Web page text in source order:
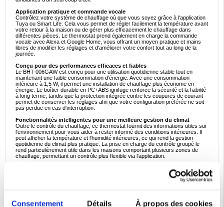
Consentement Détails À propos des cookies
Application pratique et commande vocale
Contrôlez votre système de chauffage où que vous soyez grâce à l'application
Tuya ou Smart Life. Cela vous permet de régler facilement la température avant
votre retour à la maison ou de gérer plus efficacement le chauffage dans
différentes pièces. Le thermostat prend également en charge la commande
vocale avec Alexa et Google Home, vous offrant un moyen pratique et mains
libres de modifier les réglages et d'améliorer votre confort tout au long de la
journée.
Conçu pour des performances efficaces et fiables
Le BHT-006GAW est conçu pour une utilisation quotidienne stable tout en
maintenant une faible consommation d'énergie. Avec une consommation
inférieure à 1,5 W, il permet une installation de chauffage plus économe en
énergie. Le boîtier durable en PC+ABS ignifuge renforce la sécurité et la fiabilité
à long terme, tandis que la protection intégrée contre les coupures de courant
permet de conserver les réglages afin que votre configuration préférée ne soit
pas perdue en cas d'interruption.
Fonctionnalités intelligentes pour une meilleure gestion du climat
Outre le contrôle du chauffage, ce thermostat fournit des informations utiles sur
l'environnement pour vous aider à rester informé des conditions intérieures. Il
peut afficher la température et l'humidité intérieures, ce qui rend la gestion
quotidienne du climat plus pratique. La prise en charge du contrôle groupé le
rend particulièrement utile dans les maisons comportant plusieurs zones de
chauffage, permettant un contrôle plus flexible via l'application.
- Thermostat intelligent pour systèmes de chauffage par le sol à eau
- Écran LCD de 3,0 pouces avec affichage LED multicolore
- Design avant sans cadre avec bords incurvés 2,5D